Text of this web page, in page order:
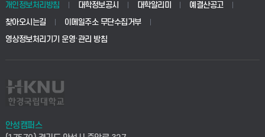
개인정보처리방침 대학정보공시 대학알리미
예결산공고
찾아오시는길
이메일주소 무단수집거부
영상정보처리기기 운영·관리 방침
안성캠퍼스